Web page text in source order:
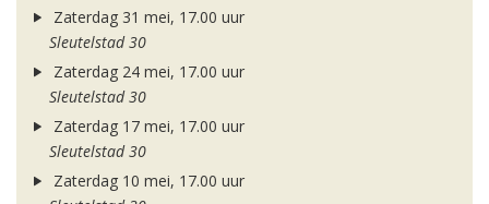
Zaterdag 31 mei, 17.00 uur
Sleutelstad 30
Zaterdag 24 mei, 17.00 uur
Sleutelstad 30
Zaterdag 17 mei, 17.00 uur
Sleutelstad 30
Zaterdag 10 mei, 17.00 uur